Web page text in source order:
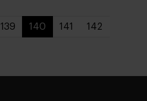
139 140 141 142